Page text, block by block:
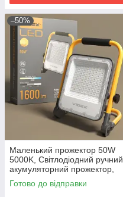
–50%
Маленький прожектор 50W
5000K, Світлодіодний ручний
акумуляторний прожектор,
Світлодіодний прожектор від
акумулятора, RYH
Готово до відправки